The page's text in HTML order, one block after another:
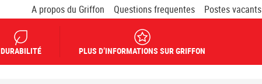
A propos du Griffon Questions frequentes Postes vacants
DURABILITÉ PLUS D’INFORMATIONS SUR GRIFFON